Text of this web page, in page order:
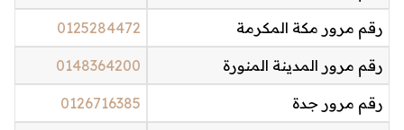
رقم مرور مكة المكرمة 0125284472
رقم مرور المدينة المنورة 0148364200
رقم مرور جدة 0126716385